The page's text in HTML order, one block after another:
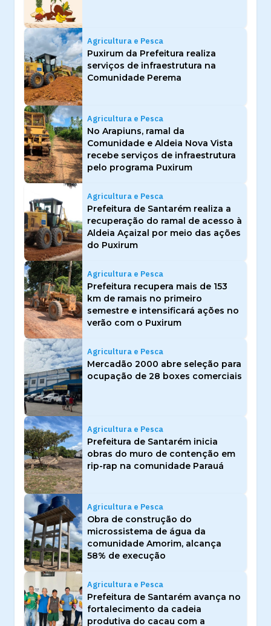
Agricultura e Pesca
Puxirum da Prefeitura realiza
serviços de infraestrutura na
Comunidade Perema
Agricultura e Pesca
No Arapiuns, ramal da
Comunidade e Aldeia Nova Vista
recebe serviços de infraestrutura
pelo programa Puxirum
Agricultura e Pesca
Prefeitura de Santarém realiza a
recuperação do ramal de acesso à
Aldeia Açaizal por meio das ações
do Puxirum
Agricultura e Pesca
Prefeitura recupera mais de 153
km de ramais no primeiro
semestre e intensificará ações no
verão com o Puxirum
Agricultura e Pesca
Mercadão 2000 abre seleção para
ocupação de 28 boxes comerciais
Agricultura e Pesca
Prefeitura de Santarém inicia
obras do muro de contenção em
rip-rap na comunidade Parauá
Agricultura e Pesca
Obra de construção do
microssistema de água da
comunidade Amorim, alcança
58% de execução
Agricultura e Pesca
Prefeitura de Santarém avança no
fortalecimento da cadeia
produtiva do cacau com a